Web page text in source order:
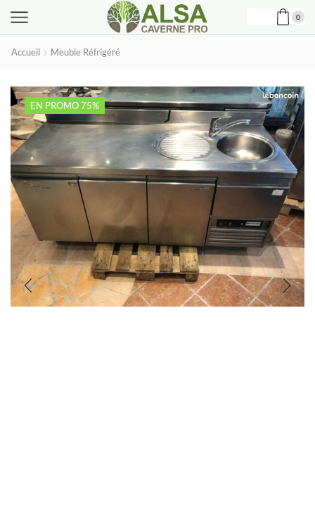
0
Accueil Meuble Réfrigéré
EN PROMO 75%